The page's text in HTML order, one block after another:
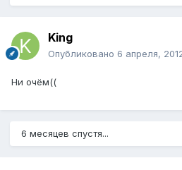
King
Опубликовано 6 апреля,
Ни очём((
6 месяцев спустя...